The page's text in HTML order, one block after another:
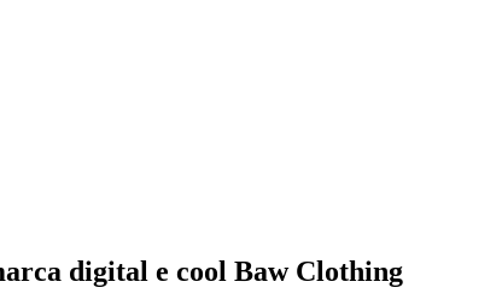
digital e cool Baw Clothing